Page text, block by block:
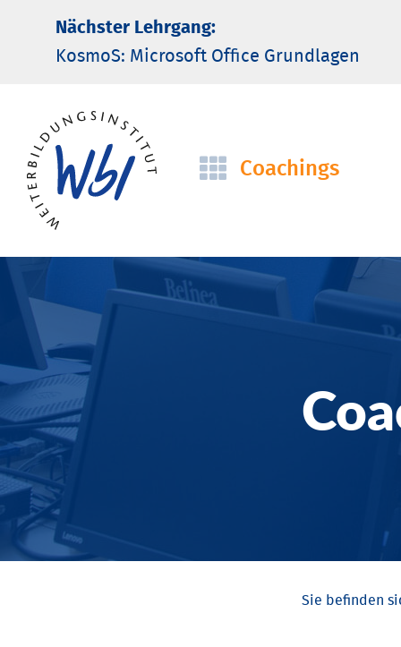
Nächster Lehrgang:
KosmoS: Microsoft Office Grund­lagen
Navigation
Coachings